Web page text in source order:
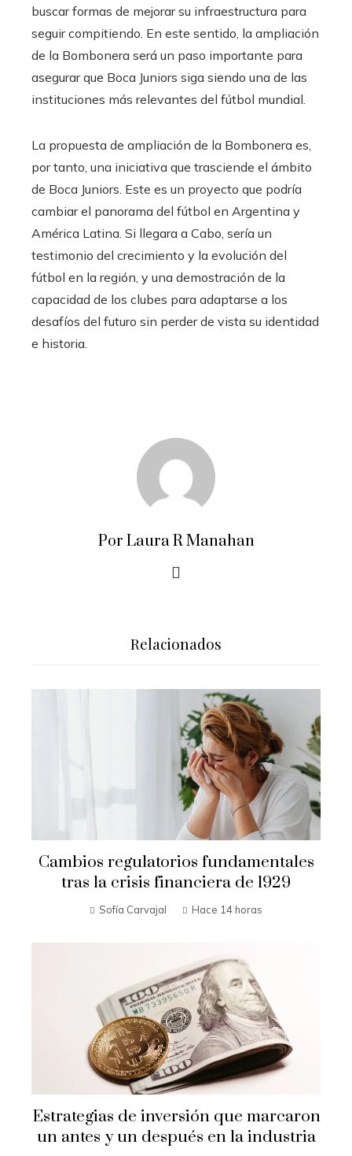
buscar formas de mejorar su infraestructura para
seguir compitiendo. En este sentido, la ampliación
de la Bombonera será un paso importante para
asegurar que Boca Juniors siga siendo una de las
instituciones más relevantes del fútbol mundial.
La propuesta de ampliación de la Bombonera es,
por tanto, una iniciativa que trasciende el ámbito
de Boca Juniors. Este es un proyecto que podría
cambiar el panorama del fútbol en Argentina y
América Latina. Si llegara a Cabo, sería un
testimonio del crecimiento y la evolución del
fútbol en la región, y una demostración de la
capacidad de los clubes para adaptarse a los
desafíos del futuro sin perder de vista su identidad
e historia.
Por Laura R Manahan
Relacionados
Cambios regulatorios fundamentales
tras la crisis financiera de 1929
Sofía Carvajal Hace 14 horas
Estrategias de inversión que marcaron
un antes y un después en la industria